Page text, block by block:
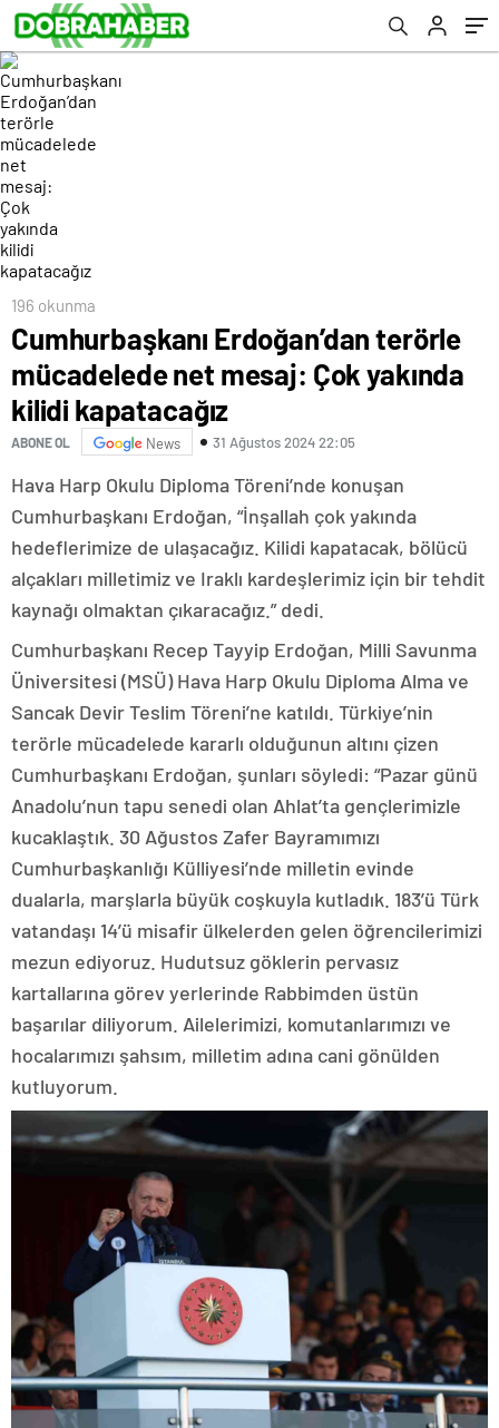
kapatacağız
196 okunma
Cumhurbaşkanı Erdoğan’dan terörle
mücadelede net mesaj: Çok yakında
kilidi kapatacağız
ABONE OL News 31 Ağustos 2024 22:05
Hava Harp Okulu Diploma Töreni’nde konuşan
Cumhurbaşkanı Erdoğan, “İnşallah çok yakında
hedeflerimize de ulaşacağız. Kilidi kapatacak, bölücü
alçakları milletimiz ve Iraklı kardeşlerimiz için bir tehdit
kaynağı olmaktan çıkaracağız.” dedi.
Cumhurbaşkanı Recep Tayyip Erdoğan, Milli Savunma
Üniversitesi (MSÜ) Hava Harp Okulu Diploma Alma ve
Sancak Devir Teslim Töreni’ne katıldı. Türkiye’nin
terörle mücadelede kararlı olduğunun altını çizen
Cumhurbaşkanı Erdoğan, şunları söyledi: “Pazar günü
Anadolu’nun tapu senedi olan Ahlat’ta gençlerimizle
kucaklaştık. 30 Ağustos Zafer Bayramımızı
Cumhurbaşkanlığı Külliyesi’nde milletin evinde
dualarla, marşlarla büyük coşkuyla kutladık. 183’ü Türk
vatandaşı 14’ü misafir ülkelerden gelen öğrencilerimizi
mezun ediyoruz. Hudutsuz göklerin pervasız
kartallarına görev yerlerinde Rabbimden üstün
başarılar diliyorum. Ailelerimizi, komutanlarımızı ve
hocalarımızı şahsım, milletim adına cani gönülden
kutluyorum.